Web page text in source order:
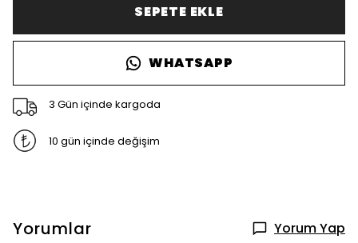
SEPETE EKLE
WHATSAPP
3 Gün içinde kargoda
10 gün içinde değişim
Yorumlar Yorum Yap